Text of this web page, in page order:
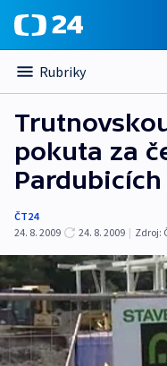
Rubriky
pokuta za
Pardubicích
ČT24
24. 8. 2009
24. 8. 2009 | Zdroj: